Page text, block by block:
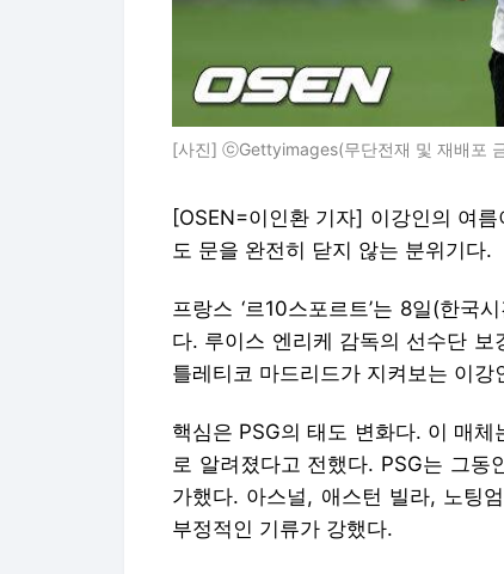
[사진] ⓒGettyimages(무단전재 및 재배포
[OSEN=이인환 기자] 이강인의 여
도 문을 완전히 닫지 않는 분위기다.
프랑스 ‘르10스포르트’는 8일(한국
다. 루이스 엔리케 감독의 선수단
틀레티코 마드리드가 지켜보는 이강
핵심은 PSG의 태도 변화다. 이 매
로 알려졌다고 전했다. PSG는 그동
가했다. 아스널, 애스턴 빌라, 노팅
부정적인 기류가 강했다.